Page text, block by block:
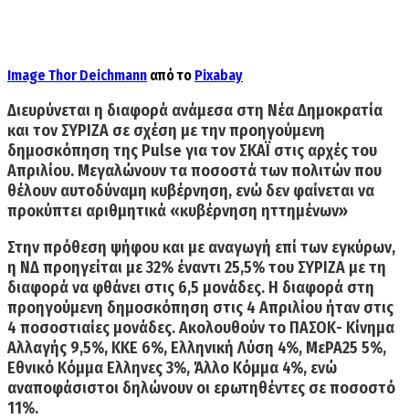
Image Thor Deichmann από το Pixabay
Διευρύνεται η διαφορά ανάμεσα στη Νέα Δημοκρατία
και τον ΣΥΡΙΖΑ σε σχέση με την προηγούμενη
δημοσκόπηση της Pulse για τον ΣΚΑΪ στις αρχές του
Απριλίου. Mεγαλώνουν τα ποσοστά των πολιτών που
θέλουν αυτοδύναμη κυβέρνηση, ενώ δεν φαίνεται να
προκύπτει αριθμητικά «κυβέρνηση ηττημένων»
Στην πρόθεση ψήφου και με αναγωγή επί των εγκύρων,
η ΝΔ προηγείται με 32% έναντι 25,5% του ΣΥΡΙΖΑ με τη
διαφορά να φθάνει στις 6,5 μονάδες. Η διαφορά στη
προηγούμενη δημοσκόπηση στις 4 Απριλίου ήταν στις
4 ποσοστιαίες μονάδες. Ακολουθούν το ΠΑΣΟΚ- Κίνημα
Αλλαγής 9,5%, ΚΚΕ 6%, Ελληνική Λύση 4%, ΜεΡΑ25 5%,
Εθνικό Κόμμα Ελληνες 3%, Άλλο Κόμμα 4%, ενώ
αναποφάσιστοι δηλώνουν οι ερωτηθέντες σε ποσοστό
11%.